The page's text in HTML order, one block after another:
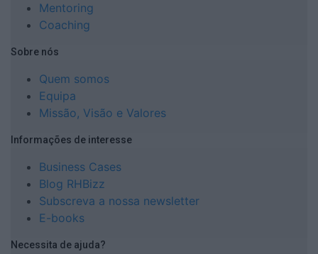
Mentoring
Coaching
Sobre nós
Quem somos
Equipa
Missão, Visão e Valores
Informações de interesse
Business Cases
Blog RHBizz
Subscreva a nossa newsletter
E-books
Necessita de ajuda?